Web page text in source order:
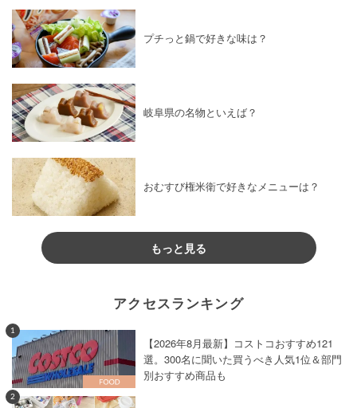
プチっと鍋で好きな味は？
岐阜県の名物といえば？
おむすび権米衛で好きなメニューは？
もっと見る
アクセスランキング
1
【2026年8月最新】コストコおすすめ121
選。300名に聞いた買うべき人気1位＆部門
別おすすめ商品も
2